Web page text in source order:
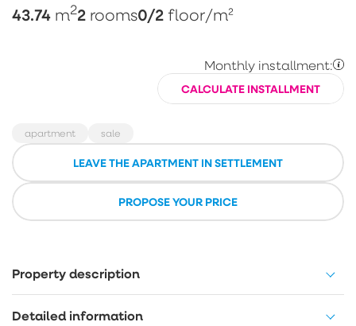
43.74 m22 rooms0/2 floor/m²
Monthly installment:
CALCULATE INSTALLMENT
apartment sale
LEAVE THE APARTMENT IN SETTLEMENT
PROPOSE YOUR PRICE
Property description
Detailed information